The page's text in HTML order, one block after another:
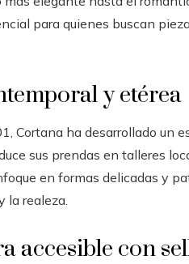
para quienes buscan
y etérea
Cortana ha desarrollado un
sus prendas en talleres
en formas delicadas y
la realeza.
accesible con